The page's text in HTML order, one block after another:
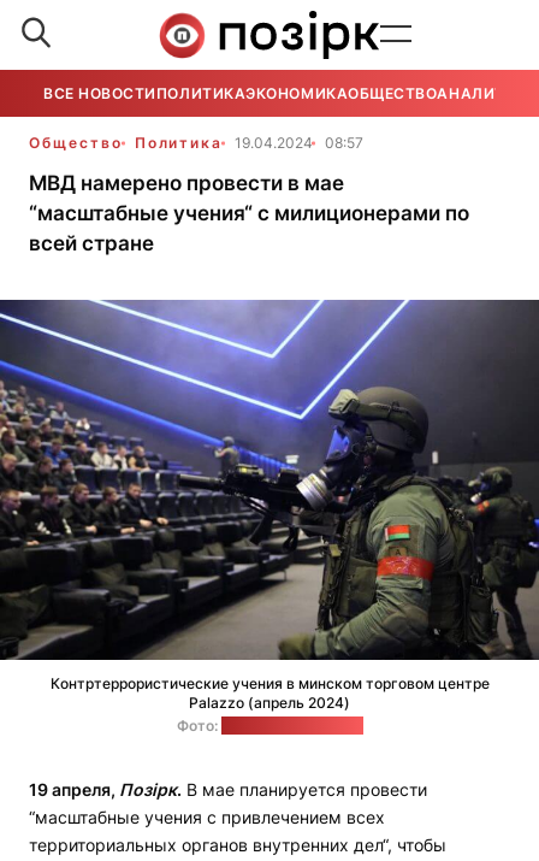
ВСЕ НОВОСТИ ПОЛИТИКАЭКОНОМИКАОБЩЕСТВОАНАЛИТИКА
Общество Политика 19.04.2024 08:57
МВД намерено провести в мае
“масштабные учения“ с милиционерами по
всей стране
Контртеррористические учения в минском торговом центре
Palazzo (апрель 2024)
Фото:
19 апреля, Позірк. В мае планируется провести
“масштабные учения с привлечением всех
территориальных органов внутренних дел“, чтобы